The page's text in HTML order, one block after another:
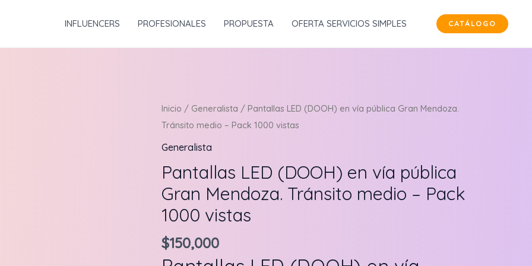
INFLUENCERS PROFESIONALES PROPUESTA OFERTA SERVICIOS SIMPLES CATÁLOGO
Inicio / Generalista / Pantallas LED (DOOH) en vía pública Gran Mendoza.
Tránsito medio – Pack 1000 vistas
Generalista
Pantallas LED (DOOH) en vía pública
Gran Mendoza. Tránsito medio – Pack
1000 vistas
$150,000